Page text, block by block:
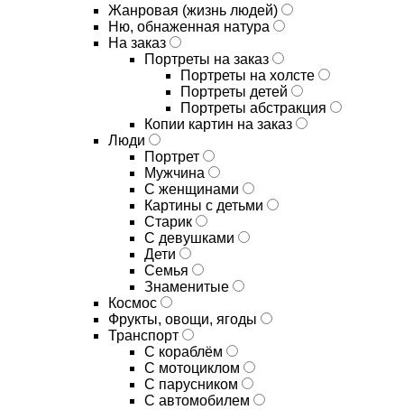
Жанровая (жизнь людей)
Ню, обнаженная натура
На заказ
Портреты на заказ
Портреты на холсте
Портреты детей
Портреты абстракция
Копии картин на заказ
Люди
Портрет
Мужчина
С женщинами
Картины с детьми
Старик
С девушками
Дети
Семья
Знаменитые
Космос
Фрукты, овощи, ягоды
Транспорт
С кораблём
С мотоциклом
С парусником
С автомобилем